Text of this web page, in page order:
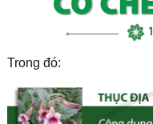
Trong đó: